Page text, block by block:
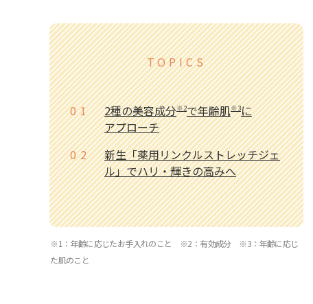
TOPICS
01 2種の美容成分※2で年齢肌※3に
アプローチ
02
新生「薬用リンクルストレッチジェ
ル」でハリ・輝きの高みへ
※1：年齢に応じたお手入れのこと ※2：有効成分 ※3：年齢に応じ
た肌のこと